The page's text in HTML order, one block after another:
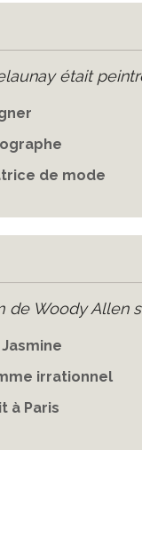
était
de mode
de Woody Allen
irrationnel
à Paris